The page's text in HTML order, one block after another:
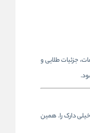
مات، جزئیات طلایی و
خیلی دارک را. همین